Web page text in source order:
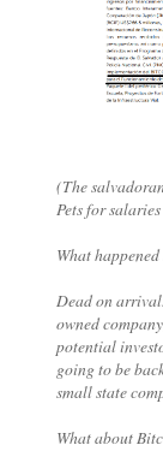
(The
Pets for
What
Dead on
owned
potential
going to be
small state
What about